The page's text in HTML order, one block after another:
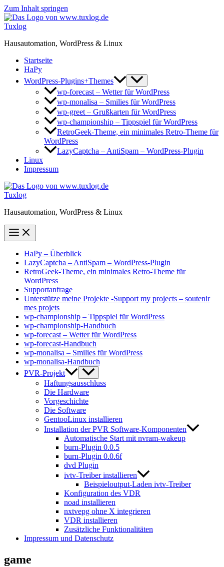
Zum Inhalt springen
Tuxlog
Hausautomation, WordPress & Linux
Startseite
HaPy
WordPress-Plugins+Themes
wp-forecast – Wetter für WordPress
wp-monalisa – Smilies für WordPress
wp-greet – Grußkarten für WordPress
wp-championship – Tippspiel für WordPress
RetroGeek-Theme, ein minimales Retro-Theme für
WordPress
LazyCaptcha – AntiSpam – WordPress-Plugin
Linux
Impressum
Tuxlog
Hausautomation, WordPress & Linux
HaPy – Überblick
LazyCaptcha – AntiSpam – WordPress-Plugin
RetroGeek-Theme, ein minimales Retro-Theme für
WordPress
Supportanfrage
Unterstütze meine Projekte -Support my projects – soutenir
mes projets
wp-championship – Tippspiel für WordPress
wp-championship-Handbuch
wp-forecast – Wetter für WordPress
wp-forecast-Handbuch
wp-monalisa – Smilies für WordPress
wp-monalisa-Handbuch
PVR-Projekt
Haftungsausschluss
Die Hardware
Vorgeschichte
Die Software
GentooLinux installieren
Installation der PVR Software-Komponenten
Automatische Start mit nvram-wakeup
burn-Plugin 0.0.5
burn-Plugin 0.0.6f
dvd Plugin
ivtv-Treiber installieren
Beispieloutput-Laden ivtv-Treiber
Konfiguration des VDR
noad installieren
nxtvepg ohne X integrieren
VDR installieren
Zusätzliche Funktionalitäten
Impressum und Datenschutz
game